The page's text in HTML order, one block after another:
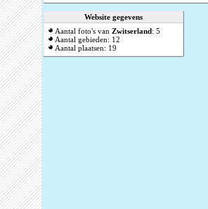
Website gegevens
Aantal foto's van Zwitserland: 5
Aantal gebieden: 12
Aantal plaatsen: 19